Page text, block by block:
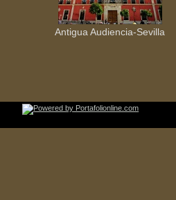
Antigua Audiencia-Sevilla